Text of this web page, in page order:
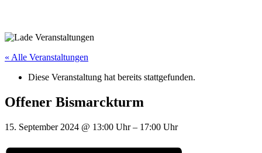
« Alle Veranstaltungen
Diese Veranstaltung hat bereits stattgefunden.
Offener Bismarckturm
15. September 2024 @ 13:00 Uhr– 17:00 Uhr